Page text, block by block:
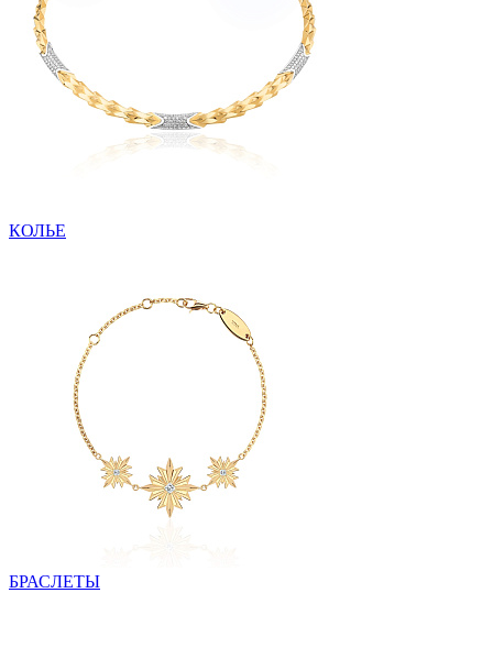
КОЛЬЕ
БРАСЛЕТЫ